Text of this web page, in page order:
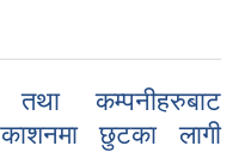
कम्पनीहरुबाट
छुटका लागी